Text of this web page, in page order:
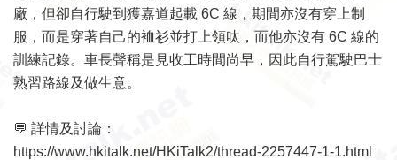
廠，但卻自行駛到獲嘉道起載 6C 線，期間亦沒有穿上制
服，而是穿著自己的裇衫並打上領呔，而他亦沒有 6C 線的
訓練記錄。車長聲稱是見收工時間尚早，因此自行駕駛巴士
熟習路線及做生意。
💬 詳情及討論：
https://www.hkitalk.net/HKiTalk2/thread-2257447-1-1.html